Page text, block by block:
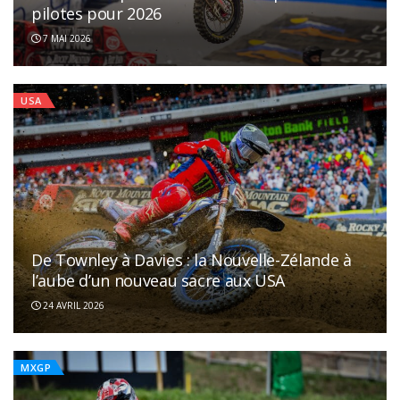
pilotes pour 2026
7 MAI 2026
USA
De Townley à Davies : la Nouvelle-Zélande à
l’aube d’un nouveau sacre aux USA
24 AVRIL 2026
MXGP